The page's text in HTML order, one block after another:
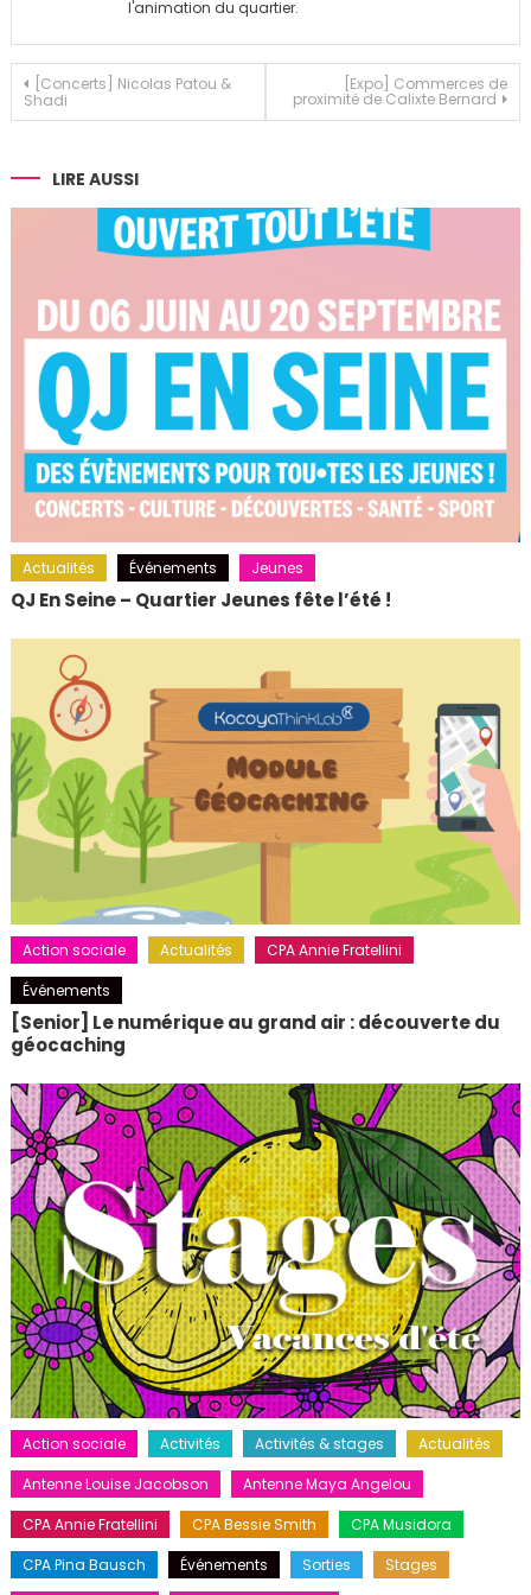
l'animation du quartier.
Navigation
de
l’article
[Concerts] Nicolas Patou &
Shadi
[Expo] Commerces de
proximité de Calixte Bernard
LIRE AUSSI
Actualités Événements Jeunes
QJ En Seine – Quartier Jeunes fête l’été !
Action sociale Actualités
CPA Annie Fratellini
Événements
[Senior] Le numérique au grand air : découverte du
géocaching
Action sociale Activités Activités & stages
Actualités
Antenne Louise Jacobson
Antenne Maya Angelou
CPA Annie Fratellini
CPA Bessie Smith
CPA Musidora
CPA Pina Bausch
Événements Sorties
Stages